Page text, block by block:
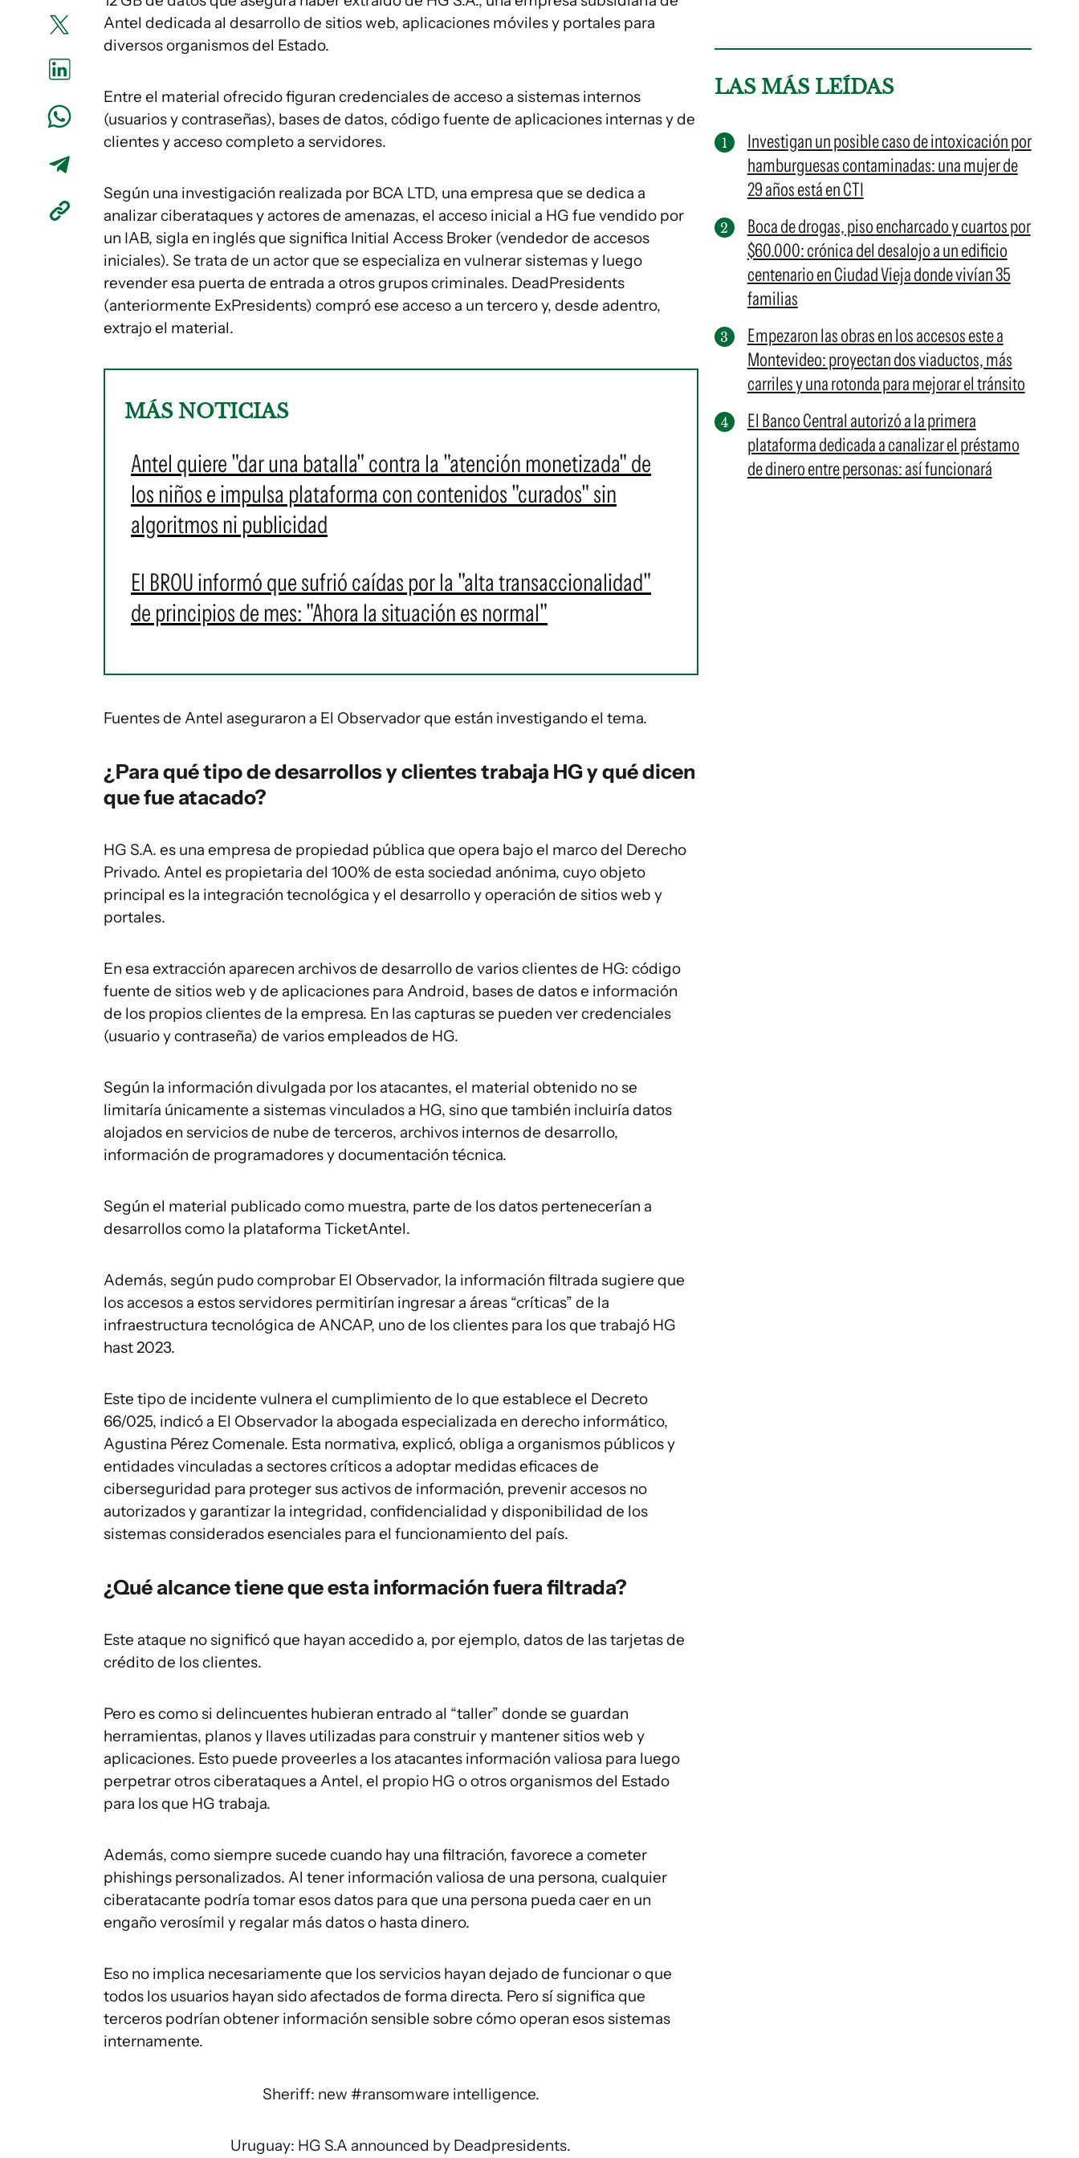
Antel dedicada al desarrollo de sitios web, aplicaciones móviles y portales para
diversos organismos del Estado.
Entre el material ofrecido figuran credenciales de acceso a sistemas internos
(usuarios y contraseñas), bases de datos, código fuente de aplicaciones internas y de
clientes y acceso completo a servidores.
Según una investigación realizada por BCA LTD, una empresa que se dedica a
analizar ciberataques y actores de amenazas, el acceso inicial a HG fue vendido por
un IAB, sigla en inglés que significa Initial Access Broker (vendedor de accesos
iniciales). Se trata de un actor que se especializa en vulnerar sistemas y luego
revender esa puerta de entrada a otros grupos criminales. DeadPresidents
(anteriormente ExPresidents) compró ese acceso a un tercero y, desde adentro,
extrajo el material.
MÁS NOTICIAS
Antel quiere "dar una batalla" contra la "atención monetizada" de
los niños e impulsa plataforma con contenidos "curados" sin
algoritmos ni publicidad
El BROU informó que sufrió caídas por la "alta transaccionalidad"
de principios de mes: "Ahora la situación es normal"
Fuentes de Antel aseguraron a El Observador que están investigando el tema.
¿Para qué tipo de desarrollos y clientes trabaja HG y qué dicen
que fue atacado?
HG S.A. es una empresa de propiedad pública que opera bajo el marco del Derecho
Privado. Antel es propietaria del 100% de esta sociedad anónima, cuyo objeto
principal es la integración tecnológica y el desarrollo y operación de sitios web y
portales.
En esa extracción aparecen archivos de desarrollo de varios clientes de HG: código
fuente de sitios web y de aplicaciones para Android, bases de datos e información
de los propios clientes de la empresa. En las capturas se pueden ver credenciales
(usuario y contraseña) de varios empleados de HG.
Según la información divulgada por los atacantes, el material obtenido no se
limitaría únicamente a sistemas vinculados a HG, sino que también incluiría datos
alojados en servicios de nube de terceros, archivos internos de desarrollo,
información de programadores y documentación técnica.
Según el material publicado como muestra, parte de los datos pertenecerían a
desarrollos como la plataforma TicketAntel.
Además, según pudo comprobar El Observador, la información filtrada sugiere que
los accesos a estos servidores permitirían ingresar a áreas “críticas” de la
infraestructura tecnológica de ANCAP, uno de los clientes para los que trabajó HG
hast 2023.
Este tipo de incidente vulnera el cumplimiento de lo que establece el Decreto
66/025, indicó a El Observador la abogada especializada en derecho informático,
Agustina Pérez Comenale. Esta normativa, explicó, obliga a organismos públicos y
entidades vinculadas a sectores críticos a adoptar medidas eficaces de
ciberseguridad para proteger sus activos de información, prevenir accesos no
autorizados y garantizar la integridad, confidencialidad y disponibilidad de los
sistemas considerados esenciales para el funcionamiento del país.
¿Qué alcance tiene que esta información fuera filtrada?
Este ataque no significó que hayan accedido a, por ejemplo, datos de las tarjetas de
crédito de los clientes.
Pero es como si delincuentes hubieran entrado al “taller” donde se guardan
herramientas, planos y llaves utilizadas para construir y mantener sitios web y
aplicaciones. Esto puede proveerles a los atacantes información valiosa para luego
perpetrar otros ciberataques a Antel, el propio HG o otros organismos del Estado
para los que HG trabaja.
Además, como siempre sucede cuando hay una filtración, favorece a cometer
phishings personalizados. Al tener información valiosa de una persona, cualquier
ciberatacante podría tomar esos datos para que una persona pueda caer en un
engaño verosímil y regalar más datos o hasta dinero.
Eso no implica necesariamente que los servicios hayan dejado de funcionar o que
todos los usuarios hayan sido afectados de forma directa. Pero sí significa que
terceros podrían obtener información sensible sobre cómo operan esos sistemas
internamente.
Sheriff: new #ransomware intelligence.
Uruguay: HG S.A announced by Deadpresidents.
LAS MÁS LEÍDAS
Investigan un posible caso de intoxicación por
hamburguesas contaminadas: una mujer de
29 años está en CTI
Boca de drogas, piso encharcado y cuartos por
$60.000: crónica del desalojo a un edificio
centenario en Ciudad Vieja donde vivían 35
familias
Empezaron las obras en los accesos este a
Montevideo: proyectan dos viaductos, más
carriles y una rotonda para mejorar el tránsito
El Banco Central autorizó a la primera
plataforma dedicada a canalizar el préstamo
de dinero entre personas: así funcionará